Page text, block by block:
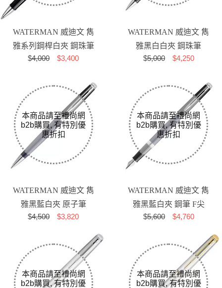
WATERMAN 威迪文 雋
雅系列鋼桿白夾 鋼珠筆
$4,000 $3,400
WATERMAN 威迪文 雋
雅黑白白夾 鋼珠筆
$5,000$4,250
WATERMAN 威迪文 雋
雅黑藍白夾 原子筆
$4,500 $3,820
WATERMAN 威迪文 雋
雅黑藍白夾 鋼筆 F尖
$5,600$4,760